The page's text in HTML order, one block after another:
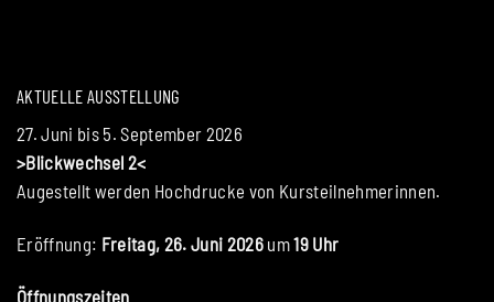
AKTUELLE AUSSTELLUNG
27. Juni bis 5. September 2026
>Blickwechsel 2<
Augestellt werden Hochdrucke von Kursteilnehmerinnen.
Eröffnung: Freitag, 26. Juni 2026 um19 Uhr
Öffnungszeiten